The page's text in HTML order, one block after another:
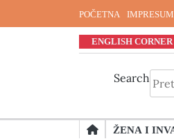
POČETNA IMPRESUM
ENGLISH CORNER
Search
to
ŽENA I